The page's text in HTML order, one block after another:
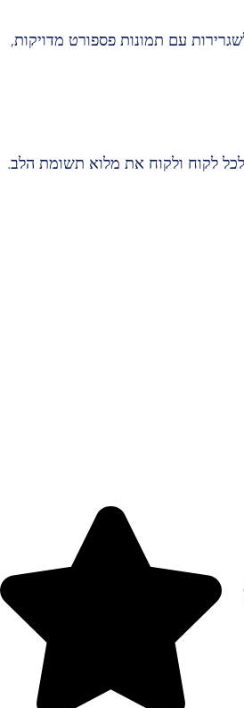
לשגרירות עם תמונות פספורט מדויקות,
לכל לקוח ולקוח את מלוא תשומת הלב.